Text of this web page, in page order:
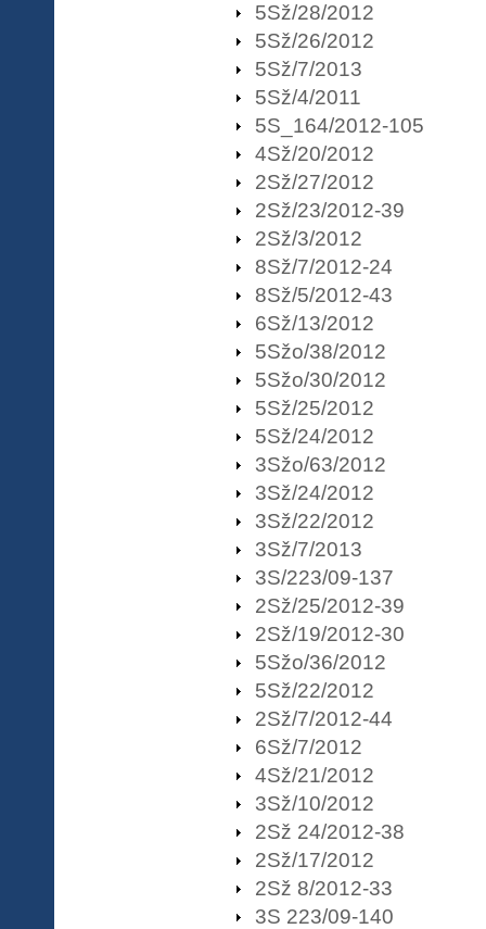
5Sž/28/2012
5Sž/26/2012
5Sž/7/2013
5Sž/4/2011
5S_164/2012-105
4Sž/20/2012
2Sž/27/2012
2Sž/23/2012-39
2Sž/3/2012
8Sž/7/2012-24
8Sž/5/2012-43
6Sž/13/2012
5Sžo/38/2012
5Sžo/30/2012
5Sž/25/2012
5Sž/24/2012
3Sžo/63/2012
3Sž/24/2012
3Sž/22/2012
3Sž/7/2013
3S/223/09-137
2Sž/25/2012-39
2Sž/19/2012-30
5Sžo/36/2012
5Sž/22/2012
2Sž/7/2012-44
6Sž/7/2012
4Sž/21/2012
3Sž/10/2012
2Sž 24/2012-38
2Sž/17/2012
2Sž 8/2012-33
3S 223/09-140